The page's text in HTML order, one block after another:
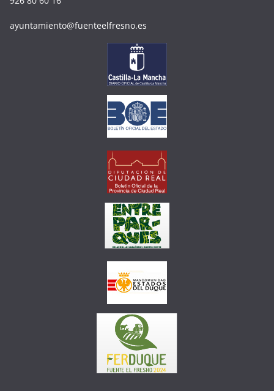
ayuntamiento@fuenteelfresno.es